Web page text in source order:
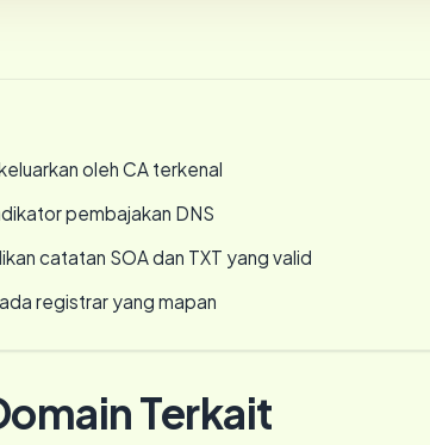
oleh CA terkenal
pembajakan DNS
catatan SOA dan TXT yang valid
registrar yang mapan
Terkait